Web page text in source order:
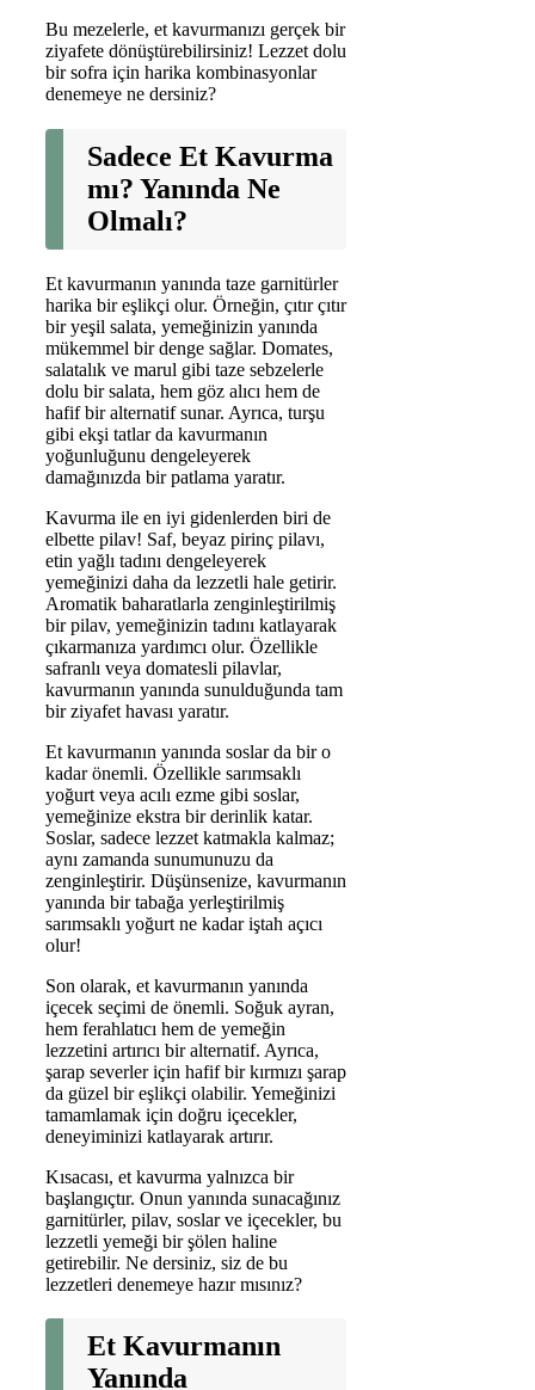
Bu mezelerle, et kavurmanızı gerçek bir
ziyafete dönüştürebilirsiniz! Lezzet dolu
bir sofra için harika kombinasyonlar
denemeye ne dersiniz?
Sadece Et Kavurma
mı? Yanında Ne
Olmalı?
Et kavurmanın yanında taze garnitürler
harika bir eşlikçi olur. Örneğin, çıtır çıtır
bir yeşil salata, yemeğinizin yanında
mükemmel bir denge sağlar. Domates,
salatalık ve marul gibi taze sebzelerle
dolu bir salata, hem göz alıcı hem de
hafif bir alternatif sunar. Ayrıca, turşu
gibi ekşi tatlar da kavurmanın
yoğunluğunu dengeleyerek
damağınızda bir patlama yaratır.
Kavurma ile en iyi gidenlerden biri de
elbette pilav! Saf, beyaz pirinç pilavı,
etin yağlı tadını dengeleyerek
yemeğinizi daha da lezzetli hale getirir.
Aromatik baharatlarla zenginleştirilmiş
bir pilav, yemeğinizin tadını katlayarak
çıkarmanıza yardımcı olur. Özellikle
safranlı veya domatesli pilavlar,
kavurmanın yanında sunulduğunda tam
bir ziyafet havası yaratır.
Et kavurmanın yanında soslar da bir o
kadar önemli. Özellikle sarımsaklı
yoğurt veya acılı ezme gibi soslar,
yemeğinize ekstra bir derinlik katar.
Soslar, sadece lezzet katmakla kalmaz;
aynı zamanda sunumunuzu da
zenginleştirir. Düşünsenize, kavurmanın
yanında bir tabağa yerleştirilmiş
sarımsaklı yoğurt ne kadar iştah açıcı
olur!
Son olarak, et kavurmanın yanında
içecek seçimi de önemli. Soğuk ayran,
hem ferahlatıcı hem de yemeğin
lezzetini artırıcı bir alternatif. Ayrıca,
şarap severler için hafif bir kırmızı şarap
da güzel bir eşlikçi olabilir. Yemeğinizi
tamamlamak için doğru içecekler,
deneyiminizi katlayarak artırır.
Kısacası, et kavurma yalnızca bir
başlangıçtır. Onun yanında sunacağınız
garnitürler, pilav, soslar ve içecekler, bu
lezzetli yemeği bir şölen haline
getirebilir. Ne dersiniz, siz de bu
lezzetleri denemeye hazır mısınız?
Et Kavurmanın
Yanında